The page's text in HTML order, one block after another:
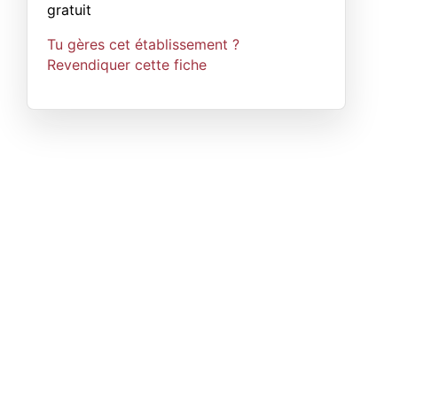
gratuit
Tu gères cet établissement ?
Revendiquer cette fiche